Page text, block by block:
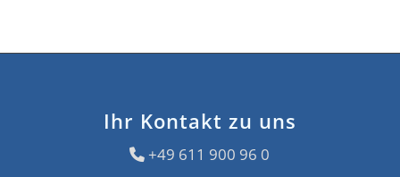
Ihr Kontakt zu uns
+49 611 900 96 0